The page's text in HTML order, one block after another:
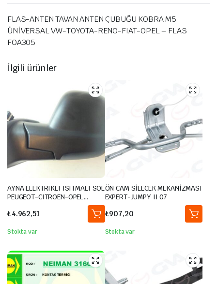
FLAS-ANTEN TAVAN ANTEN ÇUBUĞU KOBRA M5
ÜNİVERSAL VW-TOYOTA-RENO-FIAT-OPEL – FLAS
FOA305
İlgili ürünler
AYNA ELEKTRIKLI ISITMALI SOL
PEUGEOT-CITROEN-OPEL
PARTNER RIFTER BERLINGO
COMBO 2018- / TOYOTA
PROACE CITY 1.5L DV5R BKYM
20-
₺4.962,51
Stokta var
ÖN CAM SİLECEK MEKANİZMASI
EXPERT-JUMPY II 07
₺907,20
Stokta var